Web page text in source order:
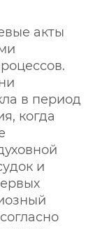
акты
в период
когда
и